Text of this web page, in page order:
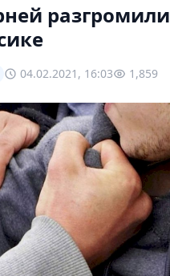
разгромили
04.02.2021, 16:03 1,859